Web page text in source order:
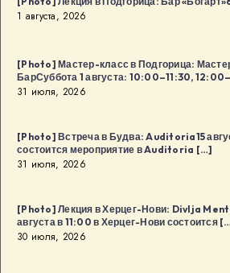
1 августа, 2026
[Photo] Мастер-класс в Подгорица:
БарСуббота 1 августа: 10:00–11:30,
31 июля, 2026
[Photo] Встреча в Будва: Auditoria15
состоится мероприятие в Auditoria […]
31 июля, 2026
[Photo] Лекция в Херцег-Нови: Divlja
августа в 11:00 в Херцег-Нови состоится
30 июля, 2026